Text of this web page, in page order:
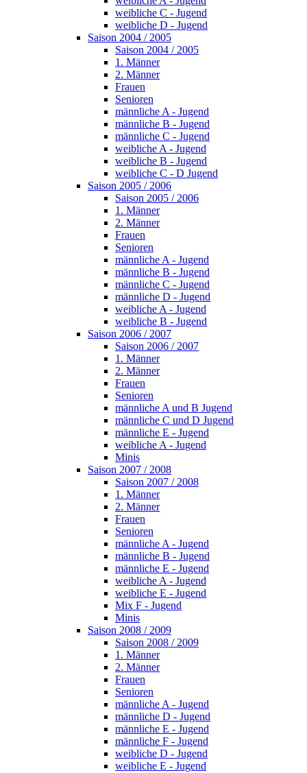
weibliche C - Jugend
weibliche D - Jugend
Saison 2004 / 2005
Saison 2004 / 2005
1. Männer
2. Männer
Frauen
Senioren
männliche A - Jugend
männliche B - Jugend
männliche C - Jugend
weibliche A - Jugend
weibliche B - Jugend
weibliche C - D Jugend
Saison 2005 / 2006
Saison 2005 / 2006
1. Männer
2. Männer
Frauen
Senioren
männliche A - Jugend
männliche B - Jugend
männliche C - Jugend
männliche D - Jugend
weibliche A - Jugend
weibliche B - Jugend
Saison 2006 / 2007
Saison 2006 / 2007
1. Männer
2. Männer
Frauen
Senioren
männliche A und B Jugend
männliche C und D Jugend
männliche E - Jugend
weibliche A - Jugend
Minis
Saison 2007 / 2008
Saison 2007 / 2008
1. Männer
2. Männer
Frauen
Senioren
männliche A - Jugend
männliche B - Jugend
männliche E - Jugend
weibliche A - Jugend
weibliche E - Jugend
Mix F - Jugend
Minis
Saison 2008 / 2009
Saison 2008 / 2009
1. Männer
2. Männer
Frauen
Senioren
männliche A - Jugend
männliche D - Jugend
männliche E - Jugend
männliche F - Jugend
weibliche D - Jugend
weibliche E - Jugend